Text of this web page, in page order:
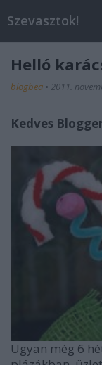
Szevasztok!
Helló
blogbea • 2011.
Kedves
Ugyan még 6